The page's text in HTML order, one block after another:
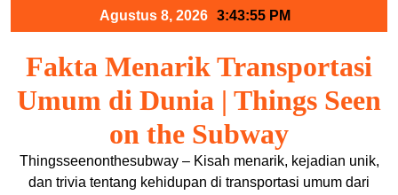
Agustus 8, 2026 3:43:56 PM
Fakta Menarik Transportasi
Umum di Dunia | Things Seen
on the Subway
Thingsseenonthesubway – Kisah menarik, kejadian unik,
dan trivia tentang kehidupan di transportasi umum dari